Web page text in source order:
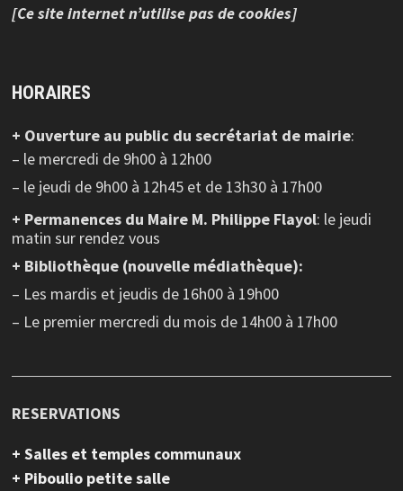
[Ce site internet n’utilise pas de cookies]
HORAIRES
+ Ouverture au public du secrétariat de mairie:
– le mercredi de 9h00 à 12h00
– le jeudi de 9h00 à 12h45 et de 13h30 à 17h00
+ Permanences du Maire M. Philippe Flayol: le jeudi
matin sur rendez vous
+ Bibliothèque (nouvelle médiathèque):
– Les mardis et jeudis de 16h00 à 19h00
– Le premier mercredi du mois de 14h00 à 17h00
RESERVATIONS
+ Salles et temples communaux
+ Piboulio petite salle